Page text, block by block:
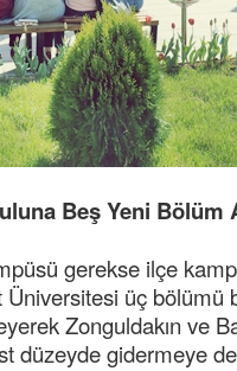
Beş Yeni Bölüm
gerekse ilçe
üç bölümü
Zonguldakın ve
düzeyde gidermeye